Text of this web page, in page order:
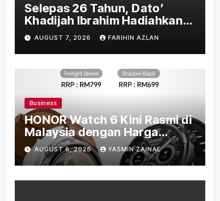
Selepas 26 Tahun, Dato’
Khadijah Ibrahim Hadiahkan
“Ibu Doa” sebagai Karya
Penuh Makna
AUGUST 7, 2026 FARIHIN AZLAN
Business
HONOR Watch 6 Kini Rasmi di
Malaysia dengan Harga
Bermula RM699
AUGUST 6, 2026 YASMIN ZAINAL